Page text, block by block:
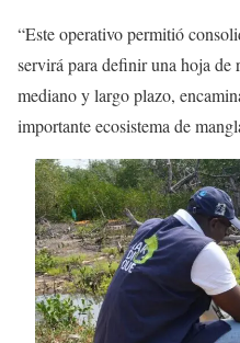
“Este operativo permitió
servirá para definir una hoja de
mediano y largo plazo,
importante ecosistema de